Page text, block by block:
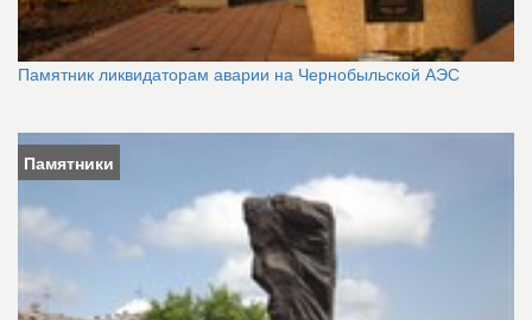
Памятник ликвидаторам аварии на Чернобыльской АЭС
Памятники